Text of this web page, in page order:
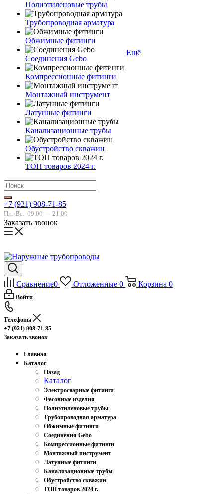
Полиэтиленовые трубы
Трубопроводная арматура
Обжимные фитинги
Соединения Gebo
Компрессионные фитинги
Монтажный инструмент
Латунные фитинги
Канализационные трубы
Обустройство скважин
ТОП товаров 2024 г.
Ещё
+7 (921) 908-71-85
Пн.-Вс. 09.00 — 21.00
Заказать звонок
Сравнение0 Отложенные 0 Корзина 0
Войти
Телефоны
+7 (921) 908-71-85
Заказать звонок
Главная
Каталог
Назад
Каталог
Электросварные фитинги
Фасонные изделия
Полиэтиленовые трубы
Трубопроводная арматура
Обжимные фитинги
Соединения Gebo
Компрессионные фитинги
Монтажный инструмент
Латунные фитинги
Канализационные трубы
Обустройство скважин
ТОП товаров 2024 г.